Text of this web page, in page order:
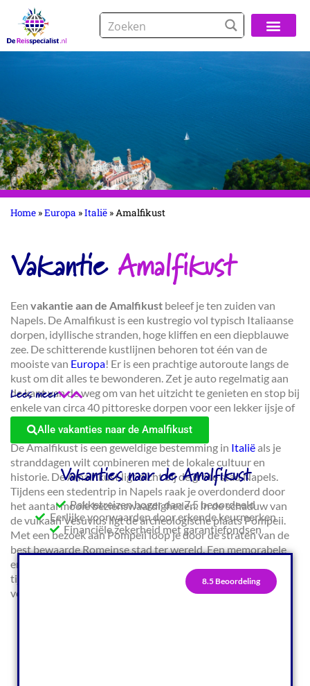
Home »Europa »Italië »Amalfikust
Vakantie Amalfikust
Een vakantie aan de Amalfikust beleef je ten zuiden van
Napels. De Amalfikust is een kustregio vol typisch Italiaanse
dorpen, idyllische stranden, hoge kliffen en een diepblauwe
zee. De schitterende kustlijnen behoren tot één van de
mooiste van Europa! Er is een prachtige autoroute langs de
kust om dit alles te bewonderen. Zet je auto regelmatig aan
de kant van de weg om van het uitzicht te genieten en stop bij
enkele van circa 40 pittoreske dorpen voor een lekker ijsje of
een wijntje op het terras.
De Amalfikust is een geweldige bestemming in Italiëals je
stranddagen wilt combineren met de lokale cultuur en
historie. De Amalfikust ligt dicht bij de grote stad Napels.
Tijdens een stedentrip in Napels raak je overdonderd door
het aantal mooie bezienswaardigheden. In de schaduw van
de vulkaan Vesuvius ligt de archeologische plaats Pompeii.
Met een bezoek aan Pompeii loop je door de straten van de
best bewaarde Romeinse stad ter wereld. Een memorabele
ervaring! Benieuwd wat je nog meer allemaal kunt beleven
tijdens een rondreis langs de Amalfikust? Lees hieronder
verder en vraag advies aan een Amalfikust specialist!
Lees meer
Alle vakanties naar de Amalfikust
Vakanties naar de Amalfikust
Pakketreizen hoger dan 7,5 beoordeeld
Eerlijke voorwaarden door erkende keurmerken
Financiële zekerheid met garantiefondsen
8.5 Beoordeling